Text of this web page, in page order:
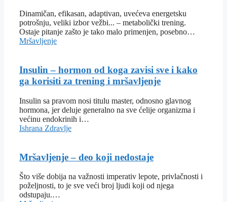
Dinamičan, efikasan, adaptivan, uvećeva energetsku
potrošnju, veliki izbor vežbi... – metabolički trening.
Ostaje pitanje zašto je tako malo primenjen, posebno…
Mršavljenje
Insulin – hormon od koga zavisi sve i kako
ga korisiti za trening i mršavljenje
Insulin sa pravom nosi titulu master, odnosno glavnog
hormona, jer deluje generalno na sve ćelije organizma i
većinu endokrinih i…
Ishrana Zdravlje
Mršavljenje – deo koji nedostaje
Što više dobija na važnosti imperativ lepote, privlačnosti i
poželjnosti, to je sve veći broj ljudi koji od njega
odstupaju.…